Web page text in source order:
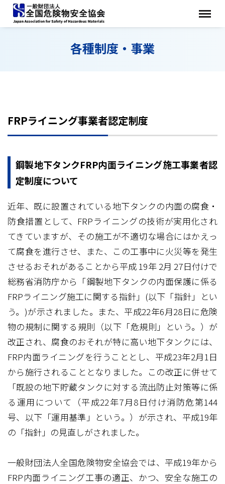
各種制度・事業
FRPライニング事業者認定制度
鋼製地下タンクFRP内面ライニング施工事業者認
定制度について
近年、既に設置されている地下タンクの内面の腐食・
防食措置として、FRPライニングの技術が実用化され
てきていますが、その施工が不適切な場合にはかえっ
て腐食を進行させ、また、この工事中に火災等を発生
させるおそれがあることから平成 19年 2月 27日付けで
総務省消防庁から「鋼製地下タンクの内面保護に係る
FRPライニング施工に関する指針」(以下「指針」とい
う。)が示されました。また、平成22年6月28日に危険
物の規制に関する規則（以下「危規則」という。）が
改正され、腐食のおそれが特に高い地下タンクには、
FRP内面ライニングを行うこととし、平成23年2月1日
から施行されることとなりました。この改正に併せて
「既設の地下貯蔵タンクに対する流出防止対策等に係
る運用について（平成22年7月8日付け消防危第144
号、以下「運用基準」という。）が示され、平成19年
の「指針」の見直しがされました。
一般財団法人全国危険物安全協会では、平成19年から
FRP内面ライニング工事の適正、かつ、安全な施工の